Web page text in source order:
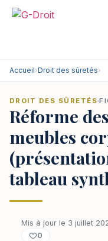
Accueil›Droit des sûretés›
DROIT DES SÛRETÉS
Réforme
meubles
tableau
Mis à jour le 3 juillet
0